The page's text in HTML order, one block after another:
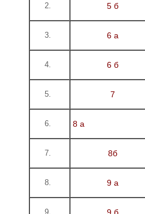
5 б
6 а
6 б
7
8 а
8б
9 а
9 б